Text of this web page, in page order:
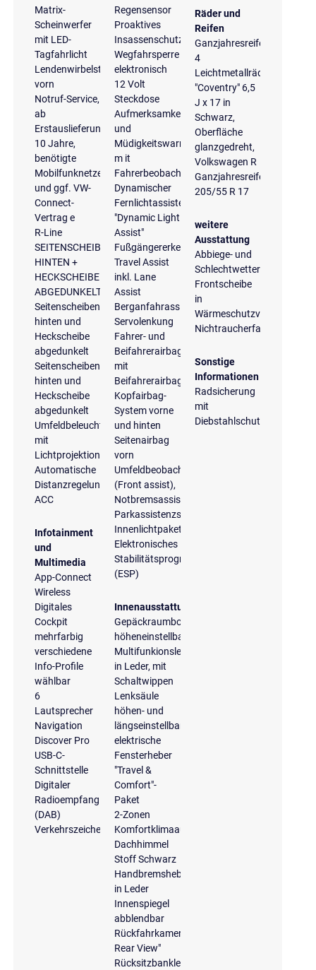
Matrix-
Scheinwerfer
mit LED-
Tagfahrlicht
Lendenwirbelstützen
vorn
Notruf-Service,
ab
Erstauslieferung
10 Jahre,
benötigte
Mobilfunknetze
und ggf. VW-
Connect-
Vertrag e
R-Line
SEITENSCHEIBEN
HINTEN +
HECKSCHEIBE
ABGEDUNKELT
Seitenscheiben
hinten und
Heckscheibe
abgedunkelt
Seitenscheiben
hinten und
Heckscheibe
abgedunkelt
Umfeldbeleuchtung
mit
Lichtprojektion
Automatische
Distanzregelung
ACC
Infotainment
und
Multimedia
App-Connect
Wireless
Digitales
Cockpit
mehrfarbig
verschiedene
Info-Profile
wählbar
6
Lautsprecher
Navigation
Discover Pro
USB-C-
Schnittstelle
Digitaler
Radioempfang
(DAB)
Verkehrszeichenerkennung
Regensensor
Proaktives
Insassenschutzsystem
Wegfahrsperre
elektronisch
12 Volt
Steckdose
Aufmerksamkeits-
und
Müdigkeitswarnung
m it
Fahrerbeobachtungskamera
Dynamischer
Fernlichtassistent
"Dynamic Light
Assist"
Fußgängererkennung
Travel Assist
inkl. Lane
Assist
Berganfahrassistent
Servolenkung
Fahrer- und
Beifahrerairbag
mit
Beifahrerairbagdeaktivierung
Kopfairbag-
System vorne
und hinten
Seitenairbag
vorn
Umfeldbeobachtungssystem
(Front assist),
Notbremsassistent
Parkassistenzsystem
Innenlichtpaket
Elektronisches
Stabilitätsprogramm
(ESP)
Innenausstattung
Gepäckraumboden
höheneinstellbar
Multifunkionslenkrad
in Leder, mit
Schaltwippen
Lenksäule
höhen- und
längseinstellbar
elektrische
Fensterheber
"Travel &
Comfort"-
Paket
2-Zonen
Komfortklimaautomatik
Dachhimmel
Stoff Schwarz
Handbremshebelgriff
in Leder
Innenspiegel
abblendbar
Rückfahrkamera
Rear View"
Rücksitzbanklehne,
Räder und
Reifen
Ganzjahresreifen
4
Leichtmetallräder
"Coventry" 6,5
J x 17 in
Schwarz,
Oberfläche
glanzgedreht,
Volkswagen R
Ganzjahresreifen
205/55 R 17
weitere
Ausstattung
Abbiege- und
Schlechtwetterlicht
Frontscheibe
in
Wärmeschutzverglasung
Nichtraucherfahrzeug
Sonstige
Informationen
Radsicherung
mit
Diebstahlschutz